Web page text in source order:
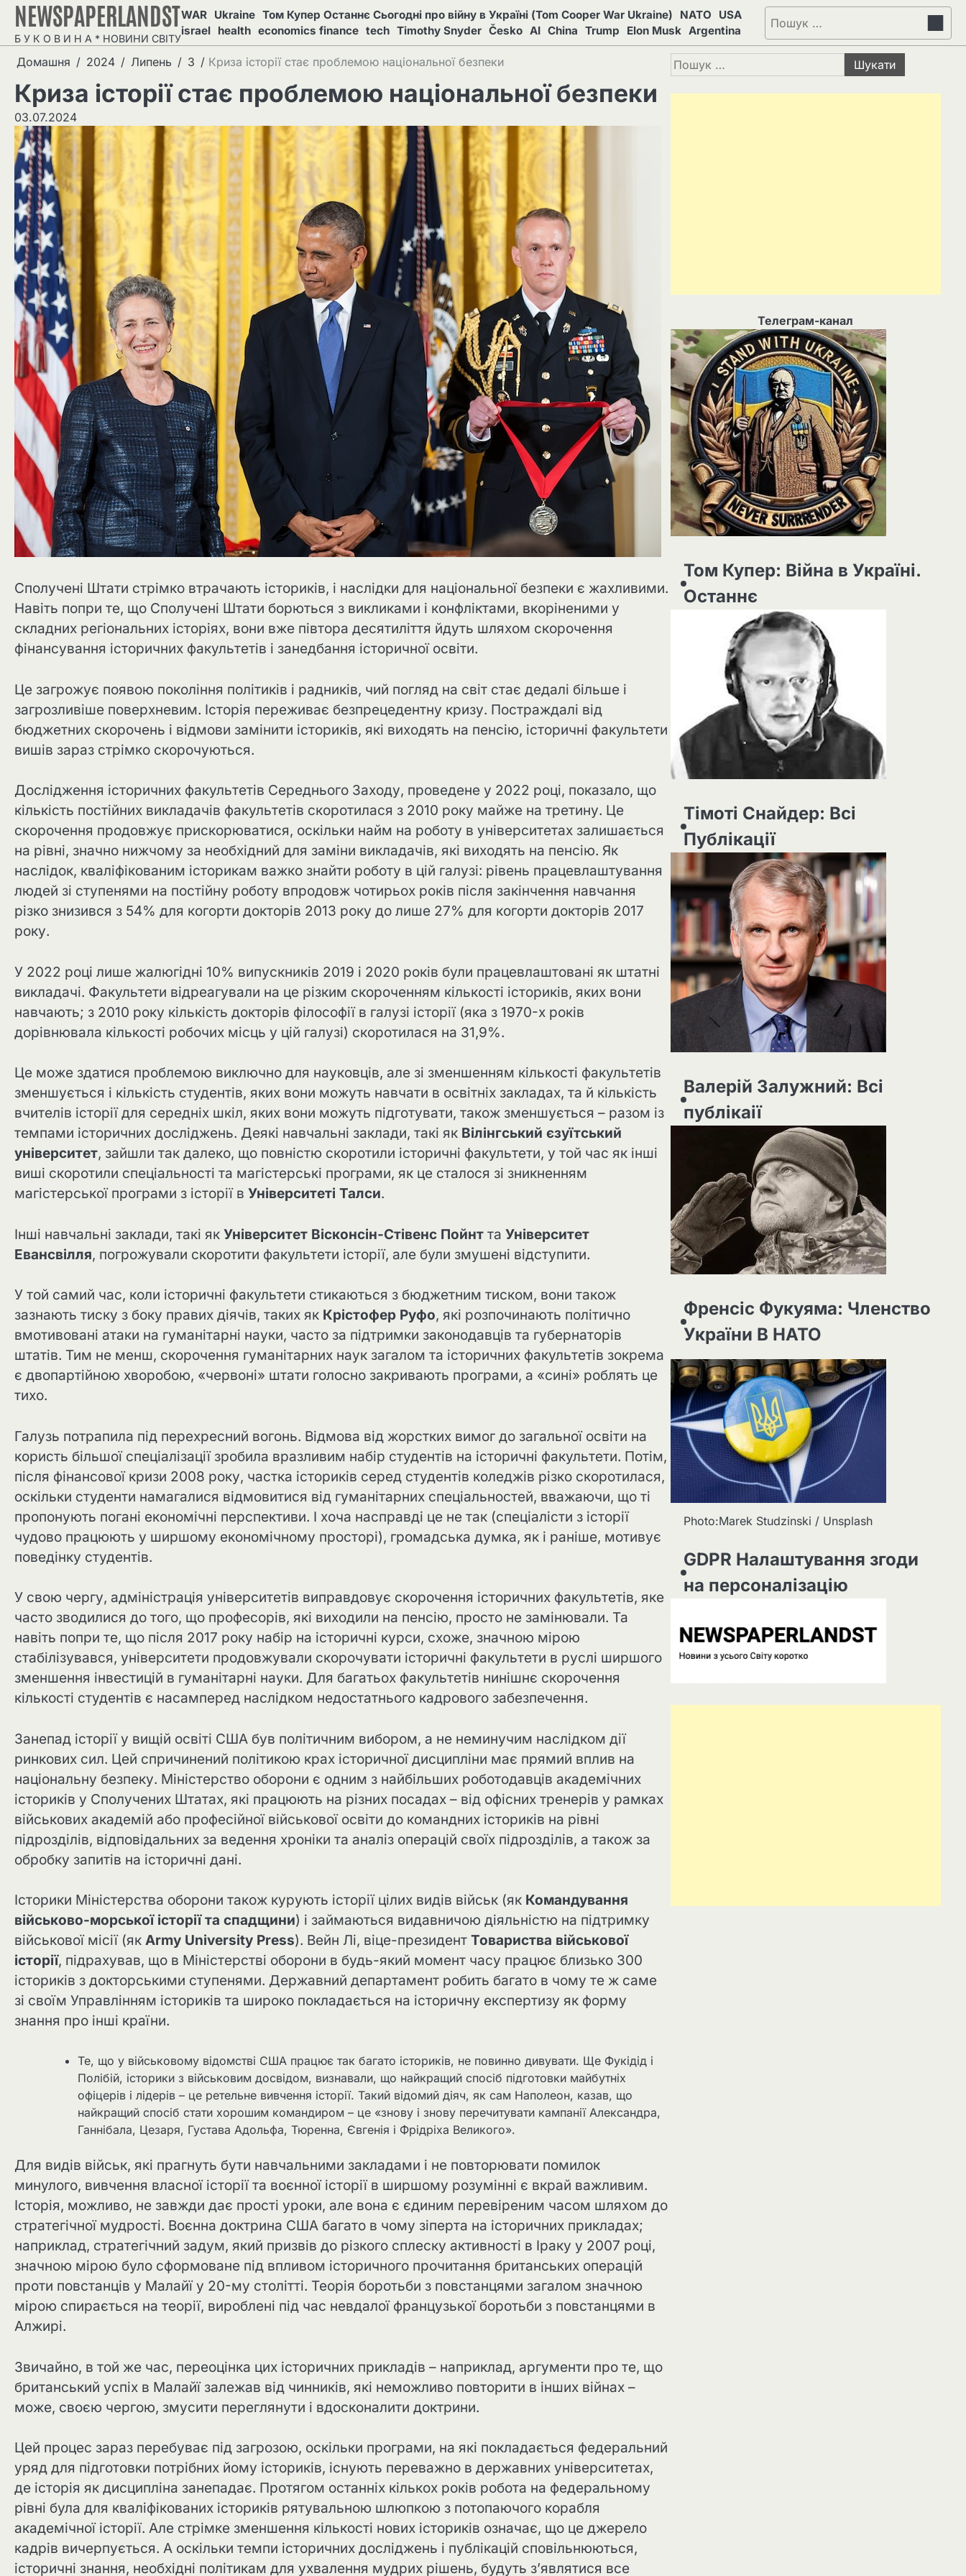
Перейти
вмісту
NEWSPAPERLANDST
Б У К О В И Н А * НОВИНИ СВІТУ
WAR Ukraine Том Купер Останнє Сьогодні про війну в Україні (Tom Cooper War Ukraine) NATO
USA
israel health economics finance tech Timothy Snyder Česko AI China Trump Elon Musk Argentina
Пошук:
Домашня 2024 Липень 3 Криза історії стає проблемою національної безпеки
Криза історії стає проблемою національної безпеки
03.07.2024
Сполучені Штати стрімко втрачають істориків, і наслідки для національної безпеки є жахливими.
Навіть попри те, що Сполучені Штати борються з викликами і конфліктами, вкоріненими у
складних регіональних історіях, вони вже півтора десятиліття йдуть шляхом скорочення
фінансування історичних факультетів і занедбання історичної освіти.
Це загрожує появою покоління політиків і радників, чий погляд на світ стає дедалі більше і
загрозливіше поверхневим. Історія переживає безпрецедентну кризу. Постраждалі від
бюджетних скорочень і відмови замінити істориків, які виходять на пенсію, історичні факультети
вишів зараз стрімко скорочуються.
Дослідження історичних факультетів Середнього Заходу, проведене у 2022 році, показало, що
кількість постійних викладачів факультетів скоротилася з 2010 року майже на третину. Це
скорочення продовжує прискорюватися, оскільки найм на роботу в університетах залишається
на рівні, значно нижчому за необхідний для заміни викладачів, які виходять на пенсію. Як
наслідок, кваліфікованим історикам важко знайти роботу в цій галузі: рівень працевлаштування
людей зі ступенями на постійну роботу впродовж чотирьох років після закінчення навчання
різко знизився з 54% для когорти докторів 2013 року до лише 27% для когорти докторів 2017
року.
У 2022 році лише жалюгідні 10% випускників 2019 і 2020 років були працевлаштовані як штатні
викладачі. Факультети відреагували на це різким скороченням кількості істориків, яких вони
навчають; з 2010 року кількість докторів філософії в галузі історії (яка з 1970-х років
дорівнювала кількості робочих місць у цій галузі) скоротилася на 31,9%.
Це може здатися проблемою виключно для науковців, але зі зменшенням кількості факультетів
зменшується і кількість студентів, яких вони можуть навчати в освітніх закладах, та й кількість
вчителів історії для середніх шкіл, яких вони можуть підготувати, також зменшується – разом із
темпами історичних досліджень. Деякі навчальні заклади, такі як Вілінгський єзуїтський
університет, зайшли так далеко, що повністю скоротили історичні факультети, у той час як інші
виші скоротили спеціальності та магістерські програми, як це сталося зі зникненням
магістерської програми з історії в Університеті Талси.
Інші навчальні заклади, такі як Університет Вісконсін-Стівенс Пойнт та Університет
Евансвілля, погрожували скоротити факультети історії, але були змушені відступити.
У той самий час, коли історичні факультети стикаються з бюджетним тиском, вони також
зазнають тиску з боку правих діячів, таких як Крістофер Руфо, які розпочинають політично
вмотивовані атаки на гуманітарні науки, часто за підтримки законодавців та губернаторів
штатів. Тим не менш, скорочення гуманітарних наук загалом та історичних факультетів зокрема
є двопартійною хворобою, «червоні» штати голосно закривають програми, а «сині» роблять це
тихо.
Галузь потрапила під перехресний вогонь. Відмова від жорстких вимог до загальної освіти на
користь більшої спеціалізації зробила вразливим набір студентів на історичні факультети. Потім,
після фінансової кризи 2008 року, частка істориків серед студентів коледжів різко скоротилася,
оскільки студенти намагалися відмовитися від гуманітарних спеціальностей, вважаючи, що ті
пропонують погані економічні перспективи. І хоча насправді це не так (спеціалісти з історії
чудово працюють у ширшому економічному просторі), громадська думка, як і раніше, мотивує
поведінку студентів.
У свою чергу, адміністрація університетів виправдовує скорочення історичних факультетів, яке
часто зводилися до того, що професорів, які виходили на пенсію, просто не замінювали. Та
навіть попри те, що після 2017 року набір на історичні курси, схоже, значною мірою
стабілізувався, університети продовжували скорочувати історичні факультети в руслі ширшого
зменшення інвестицій в гуманітарні науки. Для багатьох факультетів нинішнє скорочення
кількості студентів є насамперед наслідком недостатнього кадрового забезпечення.
Занепад історії у вищій освіті США був політичним вибором, а не неминучим наслідком дії
ринкових сил. Цей спричинений політикою крах історичної дисципліни має прямий вплив на
національну безпеку. Міністерство оборони є одним з найбільших роботодавців академічних
істориків у Сполучених Штатах, які працюють на різних посадах – від офісних тренерів у рамках
військових академій або професійної військової освіти до командних істориків на рівні
підрозділів, відповідальних за ведення хроніки та аналіз операцій своїх підрозділів, а також за
обробку запитів на історичні дані.
Історики Міністерства оборони також курують історії цілих видів військ (як Командування
військово-морської історії та спадщини) і займаються видавничою діяльністю на підтримку
військової місії (як Army University Press). Вейн Лі, віце-президент Товариства військової
історії, підрахував, що в Міністерстві оборони в будь-який момент часу працює близько 300
істориків з докторськими ступенями. Державний департамент робить багато в чому те ж саме
зі своїм Управлінням істориків та широко покладається на історичну експертизу як форму
знання про інші країни.
Те, що у військовому відомстві США працює так багато істориків, не повинно дивувати. Ще Фукідід і
Полібій, історики з військовим досвідом, визнавали, що найкращий спосіб підготовки майбутніх
офіцерів і лідерів – це ретельне вивчення історії. Такий відомий діяч, як сам Наполеон, казав, що
найкращий спосіб стати хорошим командиром – це «знову і знову перечитувати кампанії Александра,
Ганнібала, Цезаря, Густава Адольфа, Тюренна, Євгенія і Фрідріха Великого».
Для видів військ, які прагнуть бути навчальними закладами і не повторювати помилок
минулого, вивчення власної історії та воєнної історії в ширшому розумінні є вкрай важливим.
Історія, можливо, не завжди дає прості уроки, але вона є єдиним перевіреним часом шляхом до
стратегічної мудрості. Воєнна доктрина США багато в чому зіперта на історичних прикладах;
наприклад, стратегічний задум, який призвів до різкого сплеску активності в Іраку у 2007 році,
значною мірою було сформоване під впливом історичного прочитання британських операцій
проти повстанців у Малайї у 20-му столітті. Теорія боротьби з повстанцями загалом значною
мірою спирається на теорії, вироблені під час невдалої французької боротьби з повстанцями в
Алжирі.
Звичайно, в той же час, переоцінка цих історичних прикладів – наприклад, аргументи про те, що
британський успіх в Малайї залежав від чинників, які неможливо повторити в інших війнах –
може, своєю чергою, змусити переглянути і вдосконалити доктрини.
Цей процес зараз перебуває під загрозою, оскільки програми, на які покладається федеральний
уряд для підготовки потрібних йому істориків, існують переважно в державних університетах,
де історія як дисципліна занепадає. Протягом останніх кількох років робота на федеральному
рівні була для кваліфікованих істориків рятувальною шлюпкою з потопаючого корабля
академічної історії. Але стрімке зменшення кількості нових істориків означає, що це джерело
кадрів вичерпується. А оскільки темпи історичних досліджень і публікацій сповільнюються,
історичні знання, необхідні політикам для ухвалення мудрих рішень, будуть з’являтися все
Пошук:
Телеграм-канал
Том Купер: Війна в Україні.
Останнє
Тімоті Снайдер: Всі
Публікації
Валерій Залужний: Всі
публікаії
Френсіс Фукуяма: Членство
України В НАТО
Photo:Marek Studzinski / Unsplash
GDPR Налаштування згоди
на персоналізацію